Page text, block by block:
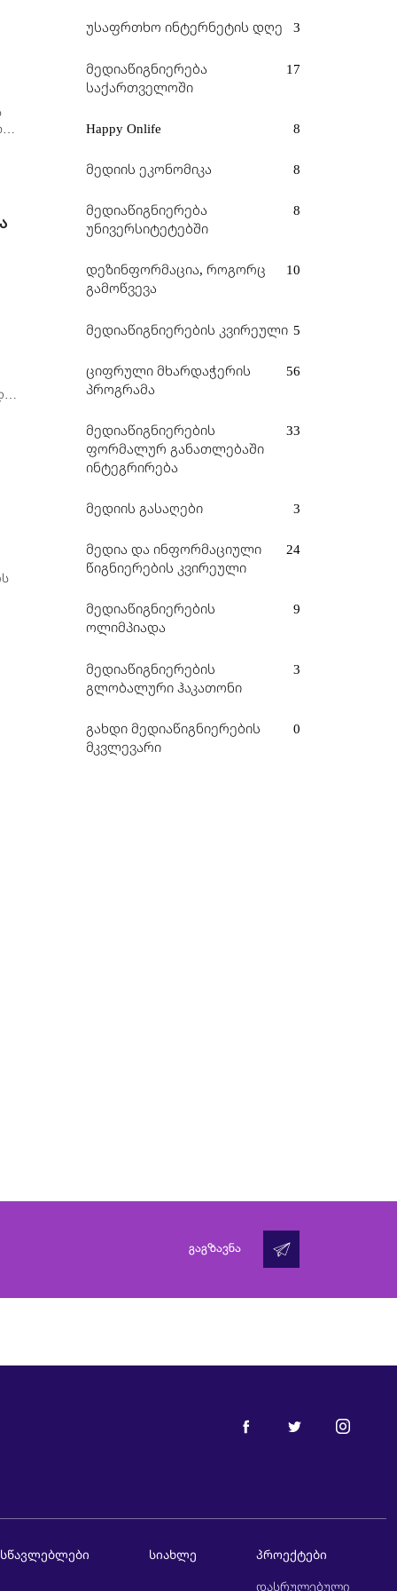
უსაფრთხო ინტერნეტის დღე 3
მედიაწიგნიერება
საქართველოში
17
Happy Onlife 8
მედიის ეკონომიკა 8
მედიაწიგნიერება
უნივერსიტეტებში
8
დეზინფორმაცია, როგორც
გამოწვევა
10
მედიაწიგნიერების კვირეული 5
ციფრული მხარდაჭერის
პროგრამა
56
მედიაწიგნიერების
ფორმალურ განათლებაში
ინტეგრირება
33
მედიის გასაღები 3
მედია და ინფორმაციული
წიგნიერების კვირეული
24
მედიაწიგნიერების
ოლიმპიადა
9
მედიაწიგნიერების
გლობალური ჰაკათონი
3
გახდი მედიაწიგნიერების
მკვლევარი
0
გაგზავნა
სიახლე
პროექტები
დასრულებული